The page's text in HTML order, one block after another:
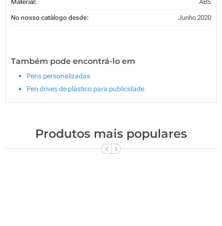
Material: ABS
No nosso catálogo desde: Junho 2020
Também pode encontrá-lo em
Pens personalizadas
Pen drives de plástico para publicidade
Produtos mais populares